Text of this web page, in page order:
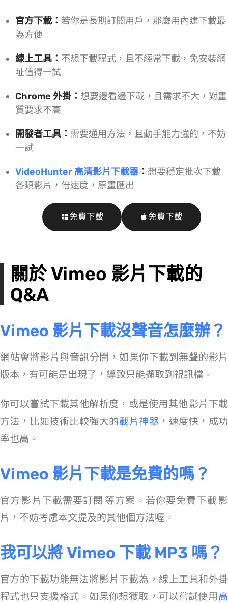
官方下載： 若你是長期訂閱用戶，那麼用內建下載最
為方便
線上工具： 不想下載程式，且不經常下載，免安裝網
址值得一試
Chrome 外掛： 想要邊看邊下載，且需求不大，對畫
質要求不高
開發者工具： 需要通用方法，且動手能力強的，不妨
一試
VideoHunter 高清影片下載器 ： 想要穩定批次下載
各類影片，8 倍速度，原畫匯出
免費下載 免費下載
關於 Vimeo 影片下載的
Q&A
Vimeo 影片下載沒聲音怎麼辦？
Vimeo 網站會將影片與音訊分開，如果你下載到無聲的影片
版本，有可能是出現了 Bug，導致只能擷取到視訊檔。
你可以嘗試下載其他解析度，或是使用其他 Vimeo 影片下載
方法，比如技術比較強大的Vimeo 載片神器 ，速度快，成功
率也高。
Vimeo 影片下載是免費的嗎？
官方 Vimeo 影片下載需要訂閱 Starter 等方案。若你要免費下載 Vimeo 影
片，不妨考慮本文提及的其他 4 個方法喔。
我可以將 Vimeo 下載 MP3 嗎？
官方的下載功能無法將 Vimeo 影片下載為 MP3，線上工具和外掛
程式也只支援 MP4 格式。如果你想獲取 Vimeo MP3，可以嘗試使用VideoHunter 高